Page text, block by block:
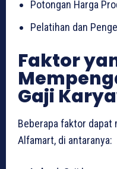
Potongan Harga
Pelatihan dan
Faktor
Gaji
Beberapa faktor dapat
Alfamart, di antaranya: